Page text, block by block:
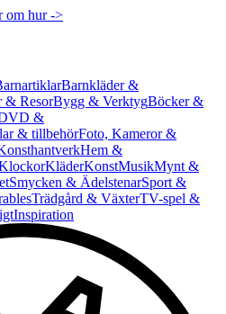
om hur ->
Barnkläder &
& ResorBygg & VerktygBöcker &
&
& tillbehörFoto, Kameror &
Hem &
KläderKonstMusikMynt &
Smycken & ÄdelstenarSport &
Trädgård & VäxterTV-spel &
Inspiration